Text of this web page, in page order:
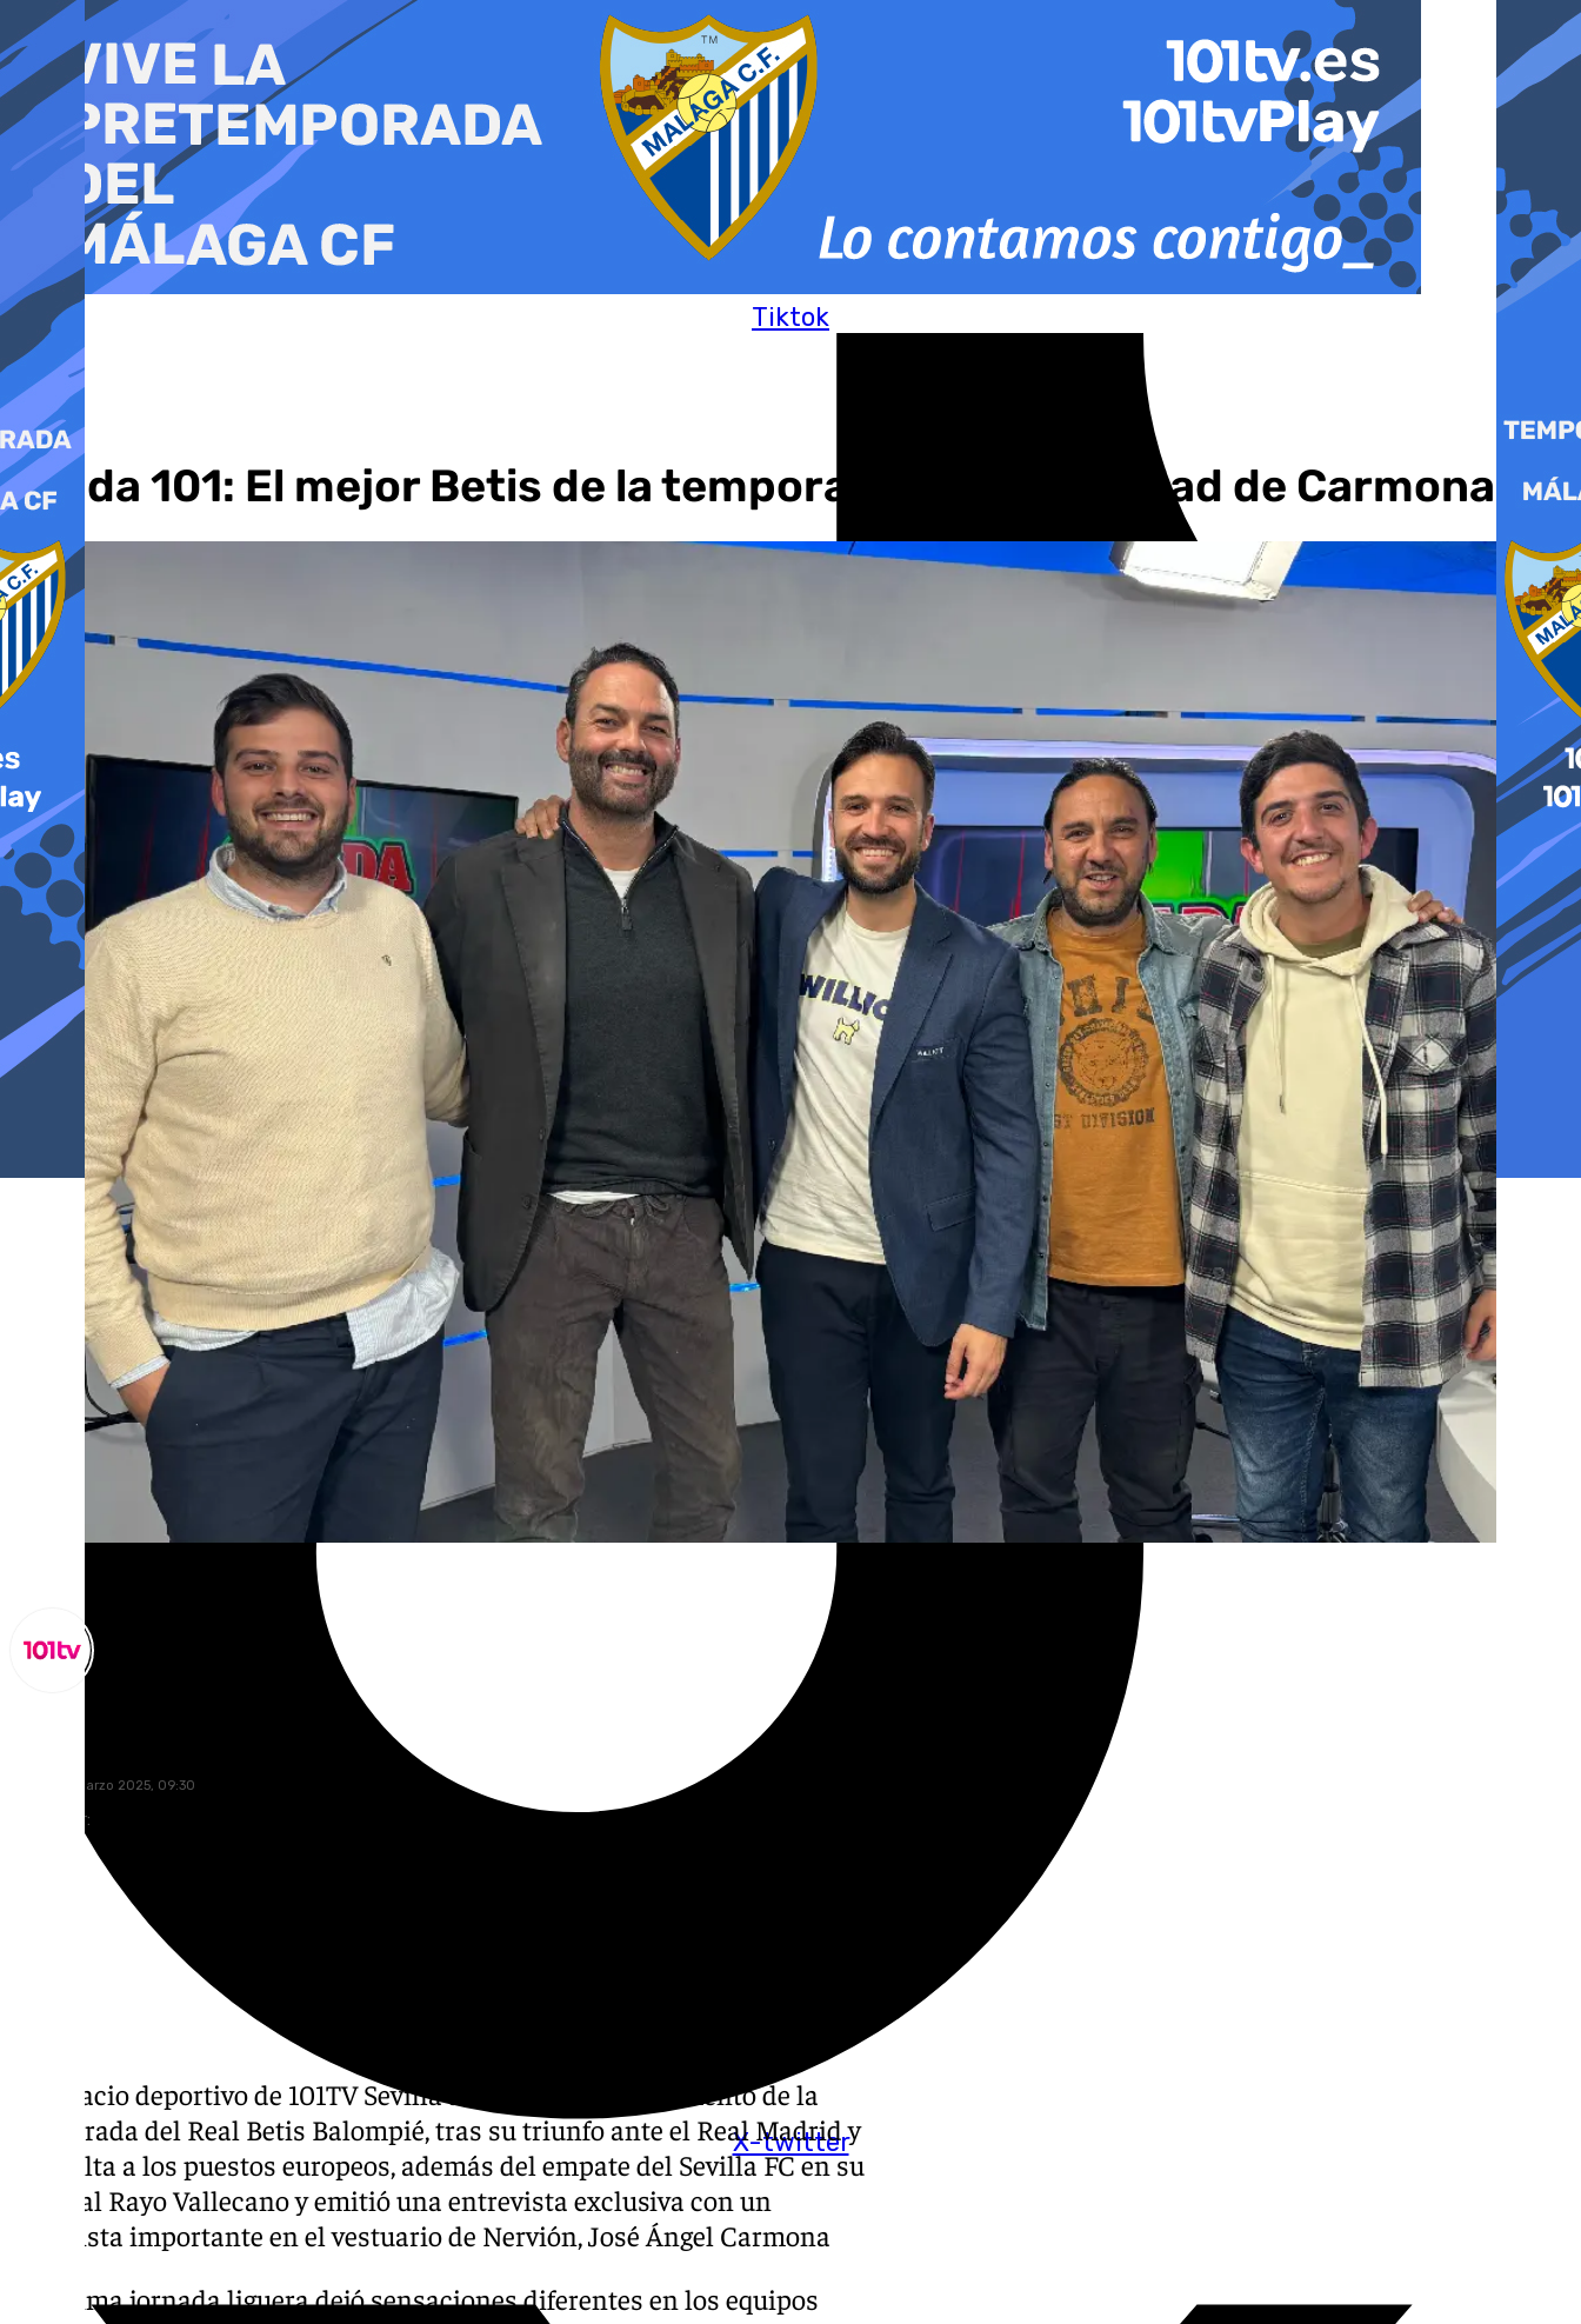
al
contenido
Tiktok
X-twitter
Grada 101: El mejor Betis de la temporada y la sinceridad de Carmona
martes, 4 marzo 2025, 09:30
Compartir:
El espacio deportivo de 101TV Sevilla analizó el mejor momento de la
temporada del Real Betis Balompié, tras su triunfo ante el Real Madrid y
su vuelta a los puestos europeos, además del empate del Sevilla FC en su
visita al Rayo Vallecano y emitió una entrevista exclusiva con un
futbolista importante en el vestuario de Nervión, José Ángel Carmona
La última jornada liguera dejó sensaciones diferentes en los equipos